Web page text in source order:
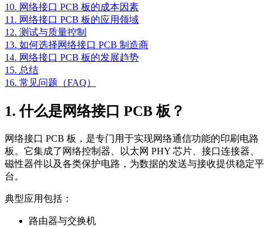
10. 网络接口 PCB 板的成本因素
11. 网络接口 PCB 板的应用领域
12. 测试与质量控制
13. 如何选择网络接口 PCB 制造商
14. 网络接口 PCB 板的发展趋势
15. 总结
16. 常见问题（FAQ）
1. 什么是网络接口 PCB 板？
网络接口 PCB 板，是专门用于实现网络通信功能的印刷电路
板。它集成了网络控制器、以太网 PHY 芯片、接口连接器、
磁性器件以及各类保护电路，为数据的发送与接收提供稳定平
台。
典型应用包括：
路由器与交换机